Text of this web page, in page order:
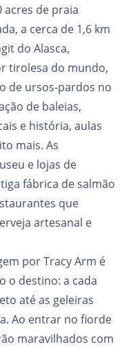
acres de praia
a cerca de 1,6 km
do Alasca,
tirolesa do mundo,
de ursos-pardos no
de baleias,
e história, aulas
mais. As
e lojas de
fábrica de salmão
que
artesanal e
por Tracy Arm é
o destino: a cada
até as geleiras
Ao entrar no fiorde
maravilhados com